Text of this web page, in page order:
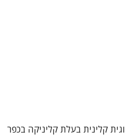
קלינית בעלת קליניקה בכפר